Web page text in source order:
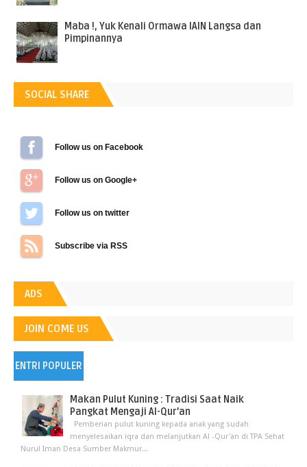
Maba !, Yuk Kenali Ormawa IAIN Langsa dan
Pimpinannya
SOCIAL SHARE
Follow us on Facebook
Follow us on Google+
Follow us on Twitter
Subscribe via RSS
ADS
JOIN COME US
ENTRI POPULER
Makan Pulut Kuning : Tradisi Saat Naik
Pangkat Mengaji Al-Qur’an
Pemberian pulut kuning kepada anak yang sudah
menyelesaikan iqra dan melanjutkan Al -Qur'an di TPA Sehat
Nurul Iman Desa Sumber Makmur...